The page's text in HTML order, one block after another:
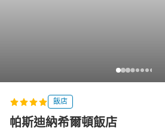
飯店
帕斯迪納希爾頓飯店